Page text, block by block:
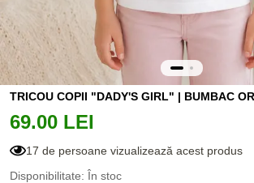
TRICOU COPII "DADY'S GIRL" | BUMBAC
69.00 LEI
17 de persoane vizualizează acest produs
Disponibilitate: În stoc